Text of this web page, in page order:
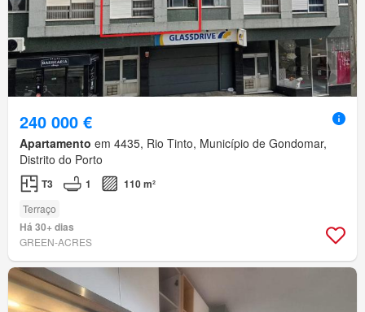
240 000 €
Apartamento em 4435, Rio Tinto, Município de Gondomar,
Distrito do Porto
T3 1 110 m²
Terraço
Há 30+ dias
GREEN-ACRES